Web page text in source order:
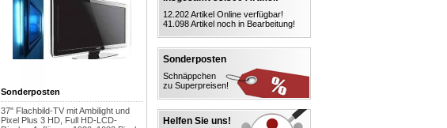
Sonderposten
37" Flachbild-TV mit Ambilight und
Pixel Plus 3 HD, Full HD-LCD-
12.202 Artikel Online verfügbar!
41.098 Artikel noch in Bearbeitung!
Sonderposten
Schnäppchen
zu Superpreisen!
Helfen Sie uns!